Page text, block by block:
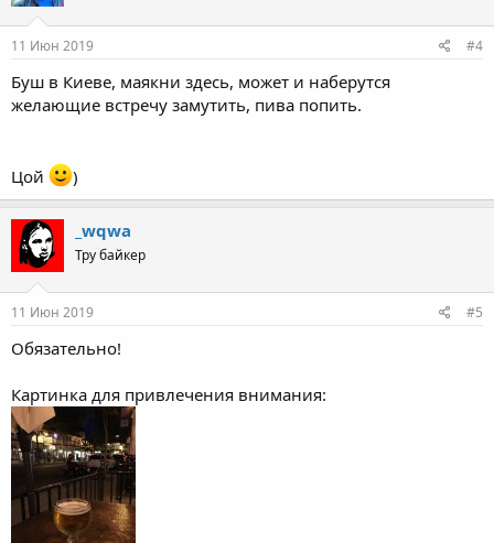
11 Июн 2019 #4
Буш в Киеве, маякни здесь, может и наберутся
желающие встречу замутить, пива попить.
Цой )
_wqwa
Тру байкер
11 Июн 2019 #5
Обязательно!
Картинка для привлечения внимания: